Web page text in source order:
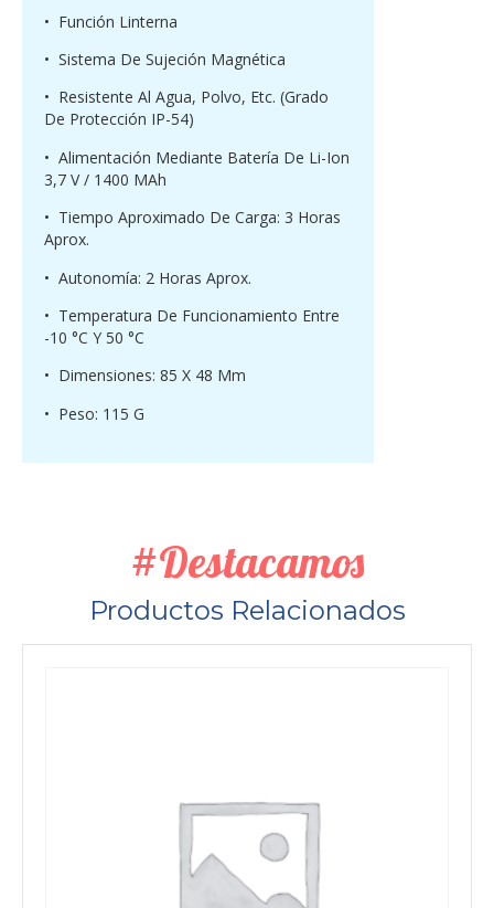
• Función Linterna
• Sistema De Sujeción Magnética
• Resistente Al Agua, Polvo, Etc. (grado
De Protección IP-54)
• Alimentación Mediante Batería De Li-Ion
3,7 V / 1400 MAh
• Tiempo Aproximado De Carga: 3 Horas
Aprox.
• Autonomía: 2 Horas Aprox.
• Temperatura De Funcionamiento Entre
-10 °C Y 50 °C
• Dimensiones: 85 X 48 Mm
• Peso: 115 G
#Destacamos
Productos Relacionados